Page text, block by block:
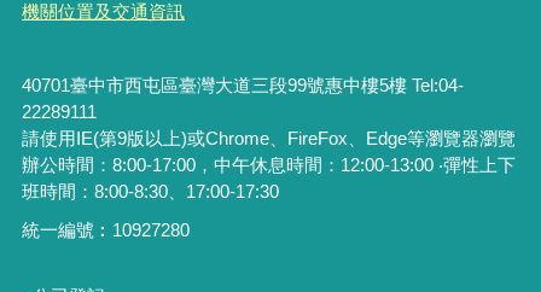
機關位置及交通資訊
40701臺中市西屯區臺灣大道三段99號惠中樓5樓 Tel:04-
22289111
請使用IE(第9版以上)或Chrome、FireFox、Edge等瀏覽器瀏覽
辦公時間：8:00-17:00，中午休息時間：12:00-13:00 ‧彈性上下
班時間：8:00-8:30、17:00-17:30
統一編號︰ 10927280